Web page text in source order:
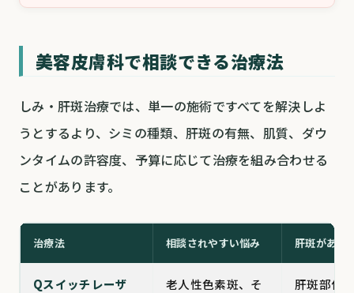
美容皮膚科で相談できる治療法
しみ・肝斑治療では、単一の施術ですべてを解決しよ
うとするより、シミの種類、肝斑の有無、肌質、ダウ
ンタイムの許容度、予算に応じて治療を組み合わせる
ことがあります。
治療法 相談されやすい悩み 肝斑がある
Qスイッチレーザ
老人性色素斑、そ
肝斑部位